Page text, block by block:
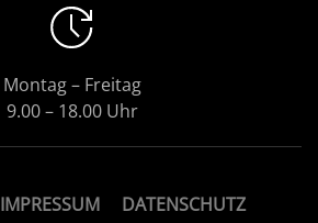
Montag – Freitag
9.00 – 18.00 Uhr
IMPRESSUM DATENSCHUTZ